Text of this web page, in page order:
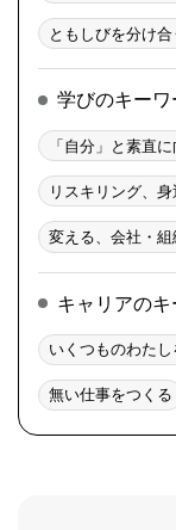
ともしびを分け
学びのキーワ
「自分」と素直
リスキリング、
変える、会社・組
キャリアの
いくつものわた
無い仕事をつくる